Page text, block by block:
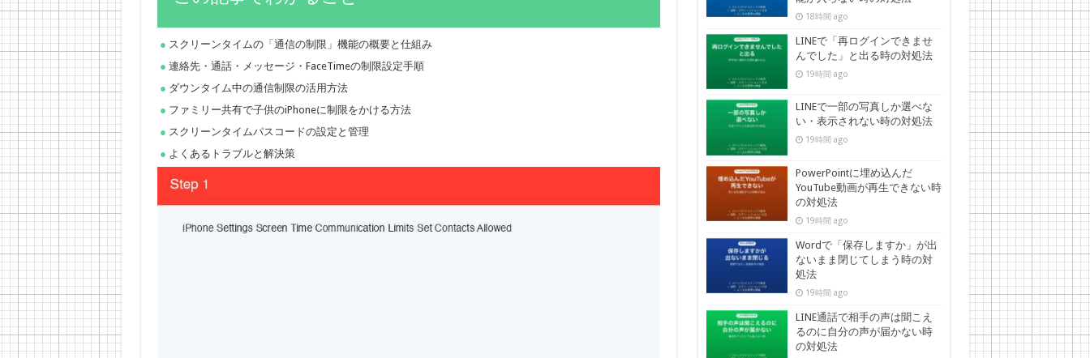
スクリーンタイムの「通信の制限」機能の概要と仕組み
連絡先・通話・メッセージ・FaceTimeの制限設定手順
ダウンタイム中の通信制限の活用方法
ファミリー共有で子供のiPhoneに制限をかける方法
スクリーンタイムパスコードの設定と管理
よくあるトラブルと解決策
18時間 ago
LINEで「再ログインできませ
んでした」と出る時の対処法
19時間 ago
LINEで一部の写真しか選べな
い・表示されない時の対処法
19時間 ago
PowerPointに埋め込んだ
YouTube動画が再生できない時
の対処法
19時間 ago
Wordで「保存しますか」が出
ないまま閉じてしまう時の対
処法
19時間 ago
LINE通話で相手の声は聞こえ
るのに自分の声が届かない時
の対処法